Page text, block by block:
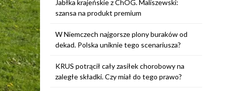
Jabłka krajeńskie z ChOG. Maliszewski:
szansa na produkt premium
W Niemczech najgorsze plony buraków od
dekad. Polska uniknie tego scenariusza?
KRUS potrącił cały zasiłek chorobowy na
zaległe składki. Czy miał do tego prawo?